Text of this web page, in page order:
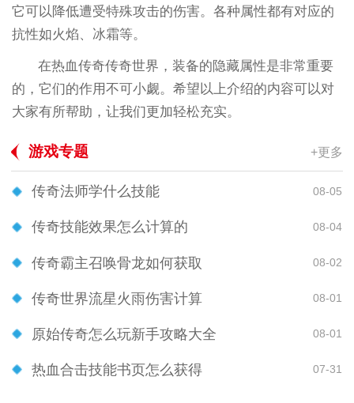
它可以降低遭受特殊攻击的伤害。各种属性都有对应的
抗性如火焰、冰霜等。
在热血传奇传奇世界，装备的隐藏属性是非常重要
的，它们的作用不可小觑。希望以上介绍的内容可以对
大家有所帮助，让我们更加轻松充实。
游戏专题 +更多
传奇法师学什么技能 08-05
传奇技能效果怎么计算的 08-04
传奇霸主召唤骨龙如何获取 08-02
传奇世界流星火雨伤害计算 08-01
原始传奇怎么玩新手攻略大全 08-01
热血合击技能书页怎么获得 07-31